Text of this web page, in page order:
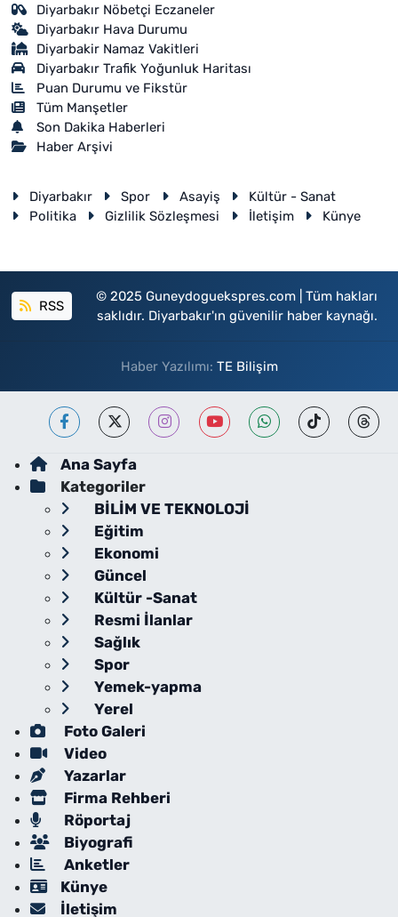
Diyarbakır Nöbetçi Eczaneler
Diyarbakır Hava Durumu
Diyarbakir Namaz Vakitleri
Diyarbakır Trafik Yoğunluk Haritası
Puan Durumu ve Fikstür
Tüm Manşetler
Son Dakika Haberleri
Haber Arşivi
Diyarbakır Spor Asayiş
Kültür - Sanat
Politika
Gizlilik Sözleşmesi İletişim Künye
RSS
© 2025 Guneydoguekspres.com | Tüm hakları
saklıdır. Diyarbakır'ın güvenilir haber kaynağı.
Haber Yazılımı: TE Bilişim
Ana Sayfa
Kategoriler
BİLİM VE TEKNOLOJİ
Eğitim
Ekonomi
Güncel
Kültür -Sanat
Resmi İlanlar
Sağlık
Spor
Yemek-yapma
Yerel
Foto Galeri
Video
Yazarlar
Firma Rehberi
Röportaj
Biyografi
Anketler
Künye
İletişim